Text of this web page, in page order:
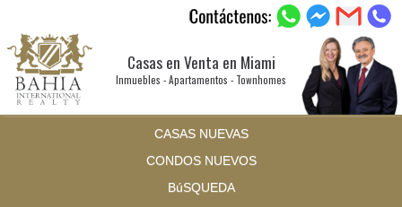
Casas en Venta en Miami
Inmuebles - Apartamentos - Townhomes
CASAS NUEVAS
CONDOS NUEVOS
BúSQUEDA